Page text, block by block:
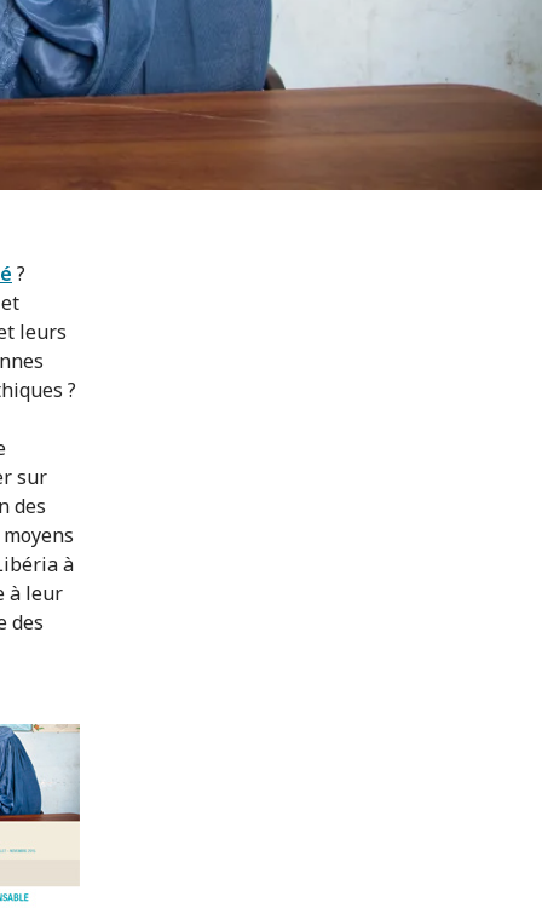
?
leurs
?
sur
des
à
à leur
des